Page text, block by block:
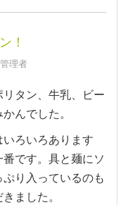
！
理者
タン、牛乳、ビー
んでした。
ろいろあります
です。具と麺にソ
り入っているのも
ました。